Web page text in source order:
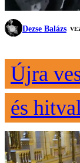
Dezse Balázs
Újra
és